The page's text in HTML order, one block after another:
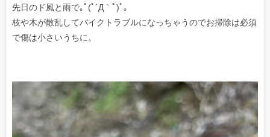
先日のド風と雨で｡ﾟ(ﾟ´Д｀ﾟ)ﾟ｡
枝や木が散乱してバイクトラブルになっちゃうのでお掃除は必須
で傷は小さいうちに。